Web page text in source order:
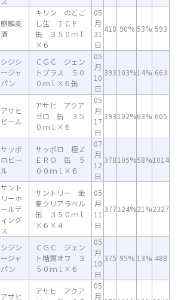
麒麟麦
酒
キリン のどご
し生 ＩＣＥ
缶 ３５０ｍｌ
×６
05
月
31
日
418 90% 53% 593
シジシ
ージャ
パン
ＣＧＣ ジェン
トプラス ５０
０ｍｌ×６缶
05
月
10
日
393103%14% 663
アサヒ
ビール
アサヒ アクア
ゼロ 缶 ３５
０ｍｌ×６
05
月
17
日
393102%63% 605
サッポ
ロビー
ル
サッポロ 極Ｚ
ＥＲＯ 缶 ５
００ｍｌ×６
07
月
12
日
378105%58%1014
サント
リーホ
ールデ
ィング
ス
サントリー 金
麦クリアラベル
缶 ３５０ｍｌ
×６×４
05
月
11
日
377124%21%2327
シジシ
ージャ
パン
ＣＧＣ ジェン
ト糖質オフ ３
５０ｍｌ×６
05
月
10
日
375 95% 13% 488
アサヒ
アサヒ アクア
05
月